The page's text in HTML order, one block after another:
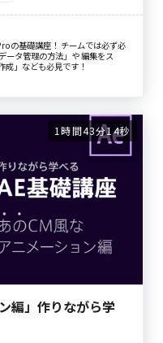
の基礎講座！ チームでは必ず必
ータ管理の方法」や 編集をス
成」なども必見です！
1時間43分14秒
編」作りながら学